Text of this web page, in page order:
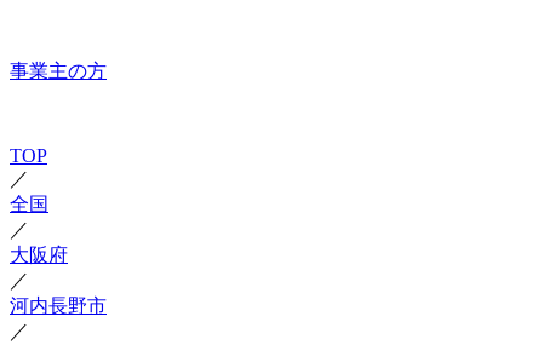
事業主の方
TOP
／
全国
／
大阪府
／
河内長野市
／